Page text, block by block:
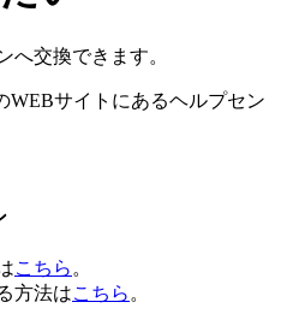
へ交換できます。
サイトにあるヘルプセン
こちら 。
方法はこちら 。